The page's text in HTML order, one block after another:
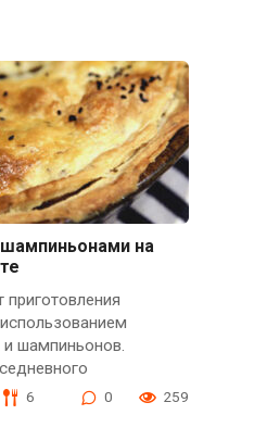
шампиньонами на
шампиньонов.
6 0 259